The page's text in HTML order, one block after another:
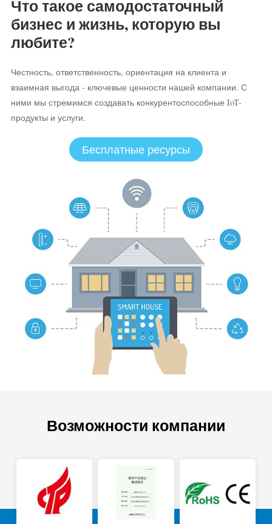
Что такое самодостаточный
бизнес и жизнь, которую вы
любите?
Честность, ответственность, ориентация на клиента и
взаимная выгода - ключевые ценности нашей компании. С
ними мы стремимся создавать конкурентоспособные IoT-
продукты и услуги.
Бесплатные ресурсы
Возможности компании